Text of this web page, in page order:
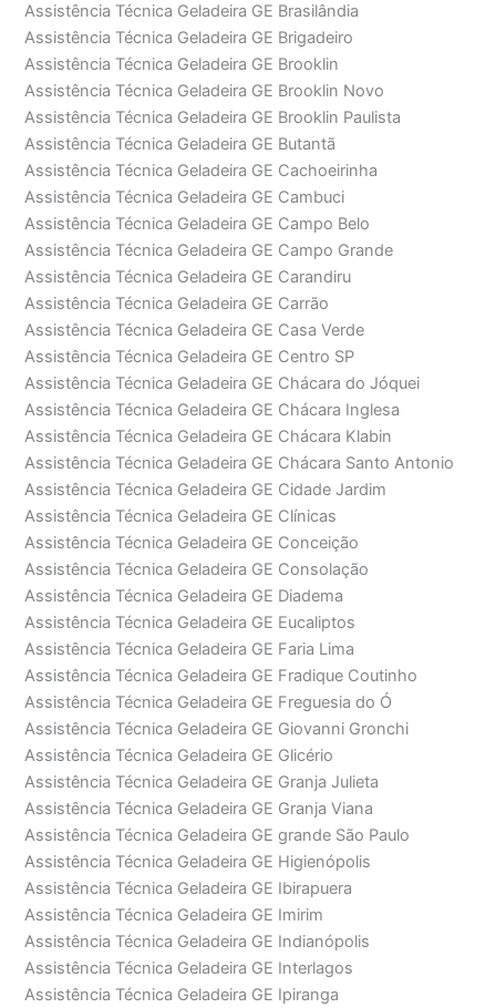
Assistência Técnica Geladeira GE Brasilândia
Assistência Técnica Geladeira GE Brigadeiro
Assistência Técnica Geladeira GE Brooklin
Assistência Técnica Geladeira GE Brooklin Novo
Assistência Técnica Geladeira GE Brooklin Paulista
Assistência Técnica Geladeira GE Butantã
Assistência Técnica Geladeira GE Cachoeirinha
Assistência Técnica Geladeira GE Cambuci
Assistência Técnica Geladeira GE Campo Belo
Assistência Técnica Geladeira GE Campo Grande
Assistência Técnica Geladeira GE Carandiru
Assistência Técnica Geladeira GE Carrão
Assistência Técnica Geladeira GE Casa Verde
Assistência Técnica Geladeira GE Centro SP
Assistência Técnica Geladeira GE Chácara do Jóquei
Assistência Técnica Geladeira GE Chácara Inglesa
Assistência Técnica Geladeira GE Chácara Klabin
Assistência Técnica Geladeira GE Chácara Santo Antonio
Assistência Técnica Geladeira GE Cidade Jardim
Assistência Técnica Geladeira GE Clínicas
Assistência Técnica Geladeira GE Conceição
Assistência Técnica Geladeira GE Consolação
Assistência Técnica Geladeira GE Diadema
Assistência Técnica Geladeira GE Eucaliptos
Assistência Técnica Geladeira GE Faria Lima
Assistência Técnica Geladeira GE Fradique Coutinho
Assistência Técnica Geladeira GE Freguesia do Ó
Assistência Técnica Geladeira GE Giovanni Gronchi
Assistência Técnica Geladeira GE Glicério
Assistência Técnica Geladeira GE Granja Julieta
Assistência Técnica Geladeira GE Granja Viana
Assistência Técnica Geladeira GE grande São Paulo
Assistência Técnica Geladeira GE Higienópolis
Assistência Técnica Geladeira GE Ibirapuera
Assistência Técnica Geladeira GE Imirim
Assistência Técnica Geladeira GE Indianópolis
Assistência Técnica Geladeira GE Interlagos
Assistência Técnica Geladeira GE Ipiranga